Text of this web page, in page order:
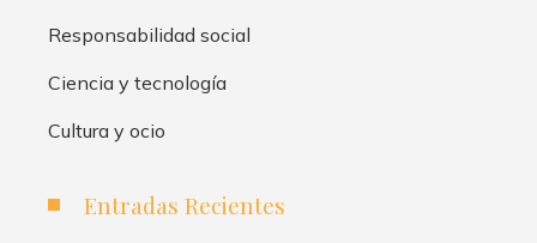
Responsabilidad social
Ciencia y tecnología
Cultura y ocio
Entradas Recientes